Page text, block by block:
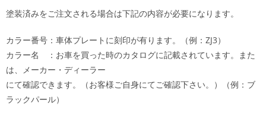
塗装済みをご注文される場合は下記の内容が必要になります。
カラー番号：車体プレートに刻印が有ります。（例：ZJ3）
カラー名 ：お車を買った時のカタログに記載されています。また
は、メーカー・ディーラー
にて確認できます。（お客様ご自身にてご確認下さい。）（例：ブ
ラックパール）